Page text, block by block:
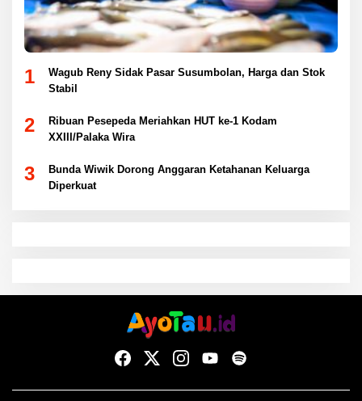
1
Wagub Reny Sidak Pasar Susumbolan, Harga dan Stok
Stabil
2
Ribuan Pesepeda Meriahkan HUT ke-1 Kodam
XXIII/Palaka Wira
3
Bunda Wiwik Dorong Anggaran Ketahanan Keluarga
Diperkuat